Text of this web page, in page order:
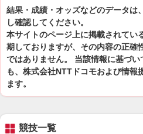
結果・成績・オッズなどのデータは
し確認してください。
本サイトのページ上に掲載されてい
期しておりますが、その内容の正確
ではありません。 当該情報に基づ
も、株式会社NTTドコモおよび情報
ます。
競技一覧